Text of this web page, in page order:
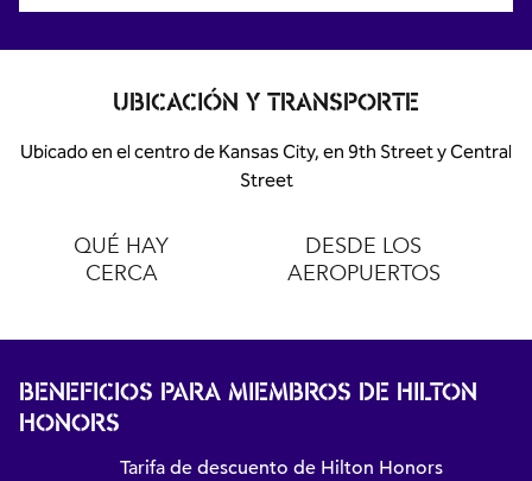
UBICACIÓN Y TRANSPORTE
Ubicado en el centro de Kansas City, en 9th Street y Central
Street
QUÉ HAY
CERCA
DESDE LOS
AEROPUERTOS
BENEFICIOS PARA MIEMBROS DE HILTON
HONORS
Tarifa de descuento de Hilton Honors